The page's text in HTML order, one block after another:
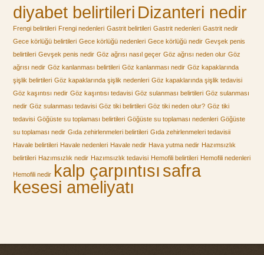
diyabet belirtileri Dizanteri nedir
Frengi belirtileri Frengi nedenleri Gastrit belirtileri Gastrit nedenleri Gastrit nedir
Gece körlüğü belirtileri Gece körlüğü nedenleri Gece körlüğü nedir Gevşek penis
belirtileri Gevşek penis nedir Göz ağrısı nasıl geçer Göz ağrısı neden olur Göz
ağrısı nedir Göz kanlanması belirtileri Göz kanlanması nedir Göz kapaklarında
şişlik belirtileri Göz kapaklarında şişlik nedenleri Göz kapaklarında şişlik tedavisi
Göz kaşıntısı nedir Göz kaşıntısı tedavisi Göz sulanması belirtileri Göz sulanması
nedir Göz sulanması tedavisi Göz tiki belirtileri Göz tiki neden olur? Göz tiki
tedavisi Göğüste su toplaması belirtileri Göğüste su toplaması nedenleri Göğüste
su toplaması nedir Gıda zehirlenmeleri belirtileri Gıda zehirlenmeleri tedavisii
Havale belirtileri Havale nedenleri Havale nedir Hava yutma nedir Hazımsızlık
belirtileri Hazımsızlık nedir Hazımsızlık tedavisi Hemofili belirtileri Hemofili nedenleri
Hemofili nedir kalp çarpıntısı safra
kesesi ameliyatı